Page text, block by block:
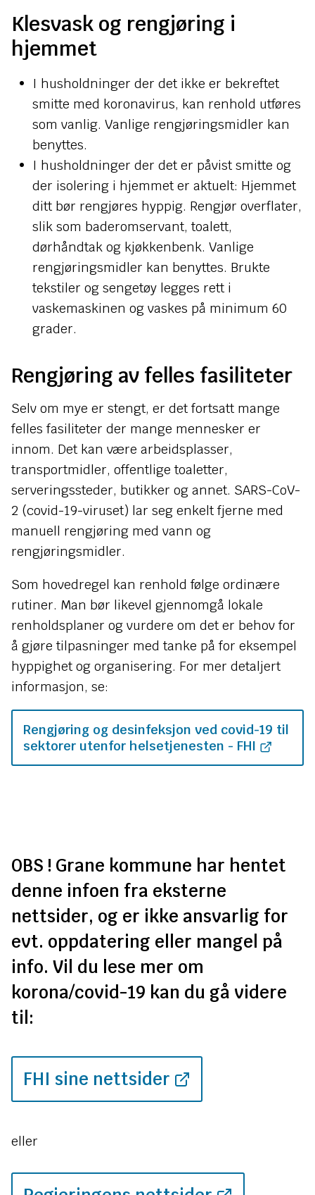
Klesvask og rengjøring i
hjemmet
I husholdninger der det ikke er bekreftet
smitte med koronavirus, kan renhold utføres
som vanlig. Vanlige rengjøringsmidler kan
benyttes.
I husholdninger der det er påvist smitte og
der isolering i hjemmet er aktuelt: Hjemmet
ditt bør rengjøres hyppig. Rengjør overflater,
slik som baderomservant, toalett,
dørhåndtak og kjøkkenbenk. Vanlige
rengjøringsmidler kan benyttes. Brukte
tekstiler og sengetøy legges rett i
vaskemaskinen og vaskes på minimum 60
grader.
Rengjøring av felles fasiliteter
Selv om mye er stengt, er det fortsatt mange
felles fasiliteter der mange mennesker er
innom. Det kan være arbeidsplasser,
transportmidler, offentlige toaletter,
serveringssteder, butikker og annet. SARS-CoV-
2 (covid-19-viruset) lar seg enkelt fjerne med
manuell rengjøring med vann og
rengjøringsmidler.
Som hovedregel kan renhold følge ordinære
rutiner. Man bør likevel gjennomgå lokale
renholdsplaner og vurdere om det er behov for
å gjøre tilpasninger med tanke på for eksempel
hyppighet og organisering. For mer detaljert
informasjon, se:
Rengjøring og desinfeksjon ved covid-19 til
sektorer utenfor helsetjenesten - FHI
OBS ! Grane kommune har hentet
denne infoen fra eksterne
nettsider, og er ikke ansvarlig for
evt. oppdatering eller mangel på
info. Vil du lese mer om
korona/covid-19 kan du gå videre
til:
FHI sine nettsider
eller